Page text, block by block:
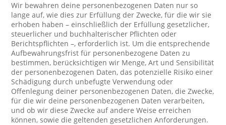
Wir bewahren deine personenbezogenen Daten nur so
lange auf, wie dies zur Erfüllung der Zwecke, für die wir sie
erhoben haben – einschließlich der Erfüllung gesetzlicher,
steuerlicher und buchhalterischer Pflichten oder
Berichtspflichten –, erforderlich ist. Um die entsprechende
Aufbewahrungsfrist für personenbezogene Daten zu
bestimmen, berücksichtigen wir Menge, Art und Sensibilität
der personenbezogenen Daten, das potenzielle Risiko einer
Schädigung durch unbefugte Verwendung oder
Offenlegung deiner personenbezogenen Daten, die Zwecke,
für die wir deine personenbezogenen Daten verarbeiten,
und ob wir diese Zwecke auf andere Weise erreichen
können, sowie die geltenden gesetzlichen Anforderungen.